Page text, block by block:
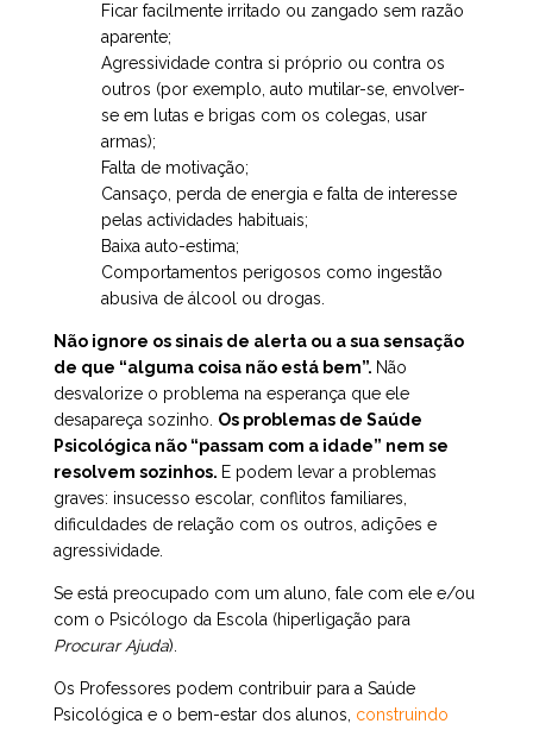
Ficar facilmente irritado ou zangado sem razão
aparente;
Agressividade contra si próprio ou contra os
outros (por exemplo, auto mutilar-se, envolver-
se em lutas e brigas com os colegas, usar
armas);
Falta de motivação;
Cansaço, perda de energia e falta de interesse
pelas actividades habituais;
Baixa auto-estima;
Comportamentos perigosos como ingestão
abusiva de álcool ou drogas.
Não ignore os sinais de alerta ou a sua sensação
de que “alguma coisa não está bem”. Não
desvalorize o problema na esperança que ele
desapareça sozinho. Os problemas de Saúde
Psicológica não “passam com a idade” nem se
resolvem sozinhos. E podem levar a problemas
graves: insucesso escolar, conflitos familiares,
dificuldades de relação com os outros, adições e
agressividade.
Se está preocupado com um aluno, fale com ele e/ou
com o Psicólogo da Escola (hiperligação para
Procurar Ajuda).
Os Professores podem contribuir para a Saúde
Psicológica e o bem-estar dos alunos, construindo